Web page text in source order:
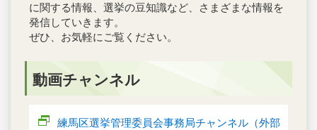
に関する情報、選挙の豆知識など、さまざまな情報を
発信していきます。
ぜひ、お気軽にご覧ください。
動画チャンネル
練馬区選挙管理委員会事務局チャンネル（外部